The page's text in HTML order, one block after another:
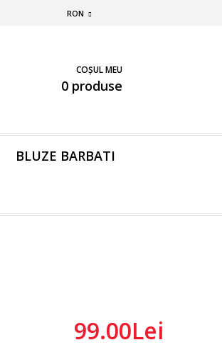
RON
COȘUL MEU
0 produse
BLUZE BARBATI
99.00Lei